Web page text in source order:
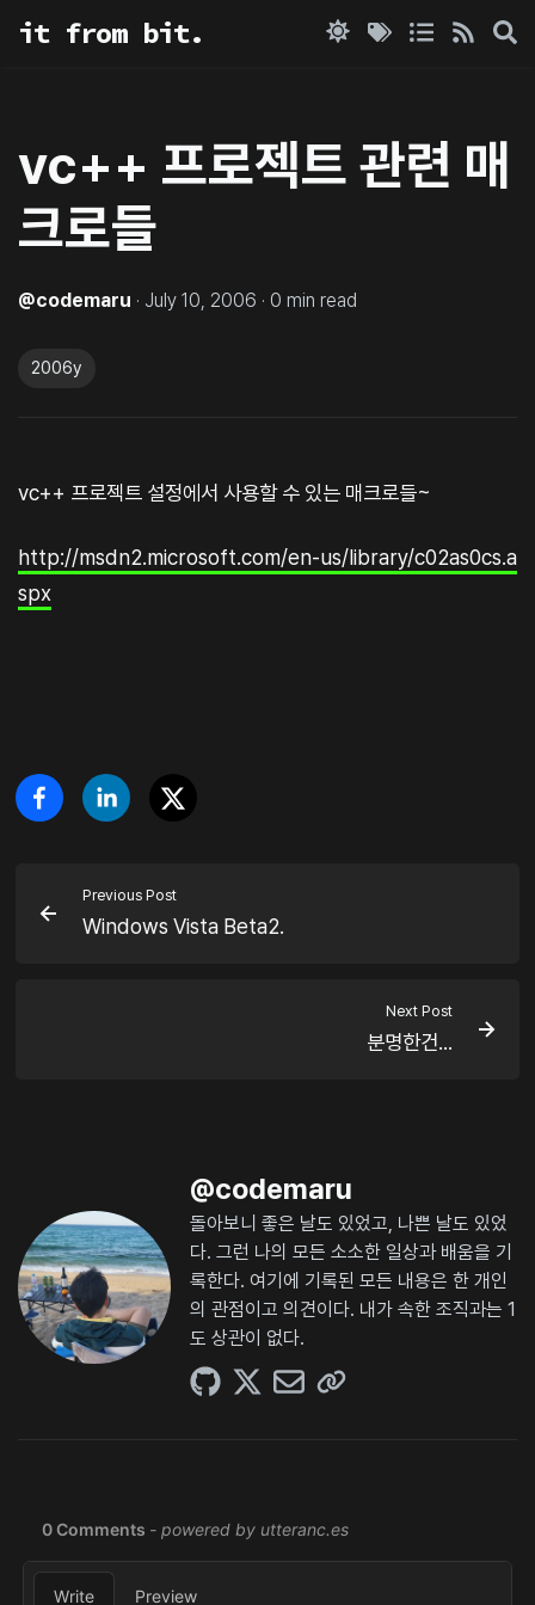
it from bit.
vc++ 프로젝트 관련 매
크로들
@codemaru · July 10, 2006 · 0 min read
2006y
vc++ 프로젝트 설정에서 사용할 수 있는 매크로들~
http://msdn2.microsoft.com/en-us/library/c02as0cs.a
spx
Previous Post
Windows Vista Beta2.
Next Post
분명한건...
@codemaru
돌아보니 좋은 날도 있었고, 나쁜 날도 있었
다. 그런 나의 모든 소소한 일상과 배움을 기
록한다. 여기에 기록된 모든 내용은 한 개인
의 관점이고 의견이다. 내가 속한 조직과는 1
도 상관이 없다.